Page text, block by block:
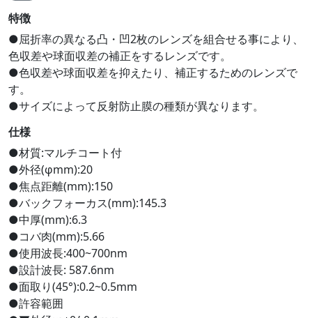
特徴
●屈折率の異なる凸・凹2枚のレンズを組合せる事により、
色収差や球面収差の補正をするレンズです。
●色収差や球面収差を抑えたり、補正するためのレンズで
す。
●サイズによって反射防止膜の種類が異なります。
仕様
●材質:マルチコート付
●外径(φmm):20
●焦点距離(mm):150
●バックフォーカス(mm):145.3
●中厚(mm):6.3
●コバ肉(mm):5.66
●使用波長:400~700nm
●設計波長: 587.6nm
●面取り(45°):0.2~0.5mm
●許容範囲